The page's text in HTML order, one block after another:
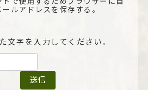
ルアドレスを保存する。
文字を入力してください。